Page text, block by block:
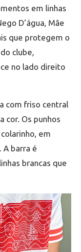
em linhas
D’água, Mãe
que protegem o
clube,
no lado direito
com friso central
cor. Os punhos
em
A barra é
brancas que